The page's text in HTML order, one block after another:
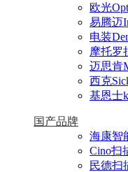
欧光
易腾迈
电装
摩托罗
迈思肯
西克
基恩士
国产品牌
海康智
Cino扫
民德扫